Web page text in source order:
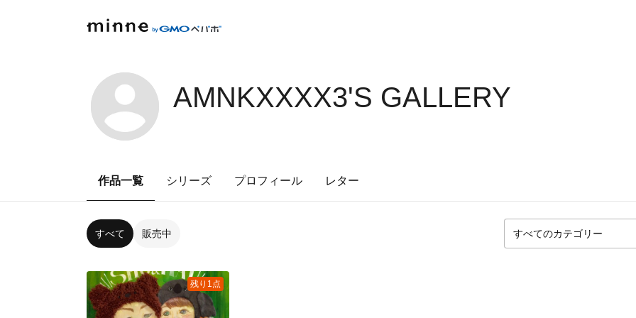
AMNKXXXX3'S GALLERY
作品一覧 シリーズ プロフィール レター
すべて 販売中
残り1点